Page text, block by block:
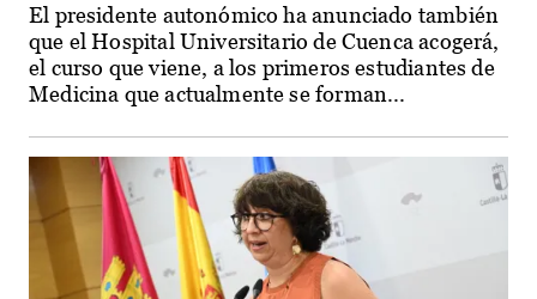
El presidente autonómico ha anunciado también
que el Hospital Universitario de Cuenca acogerá,
el curso que viene, a los primeros estudiantes de
Medicina que actualmente se forman...